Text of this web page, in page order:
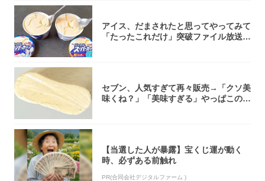
アイス、だまされたと思ってやってみて
「たったこれだけ」突破ファイル放送で
セブン、人気すぎて再々販売→「クソ美
味くね？」「美味すぎる」やっぱこのク
【当選した人が暴露】宝くじ運が動く
時、必ずある前触れ
PR(合同会社デジタルファーム )